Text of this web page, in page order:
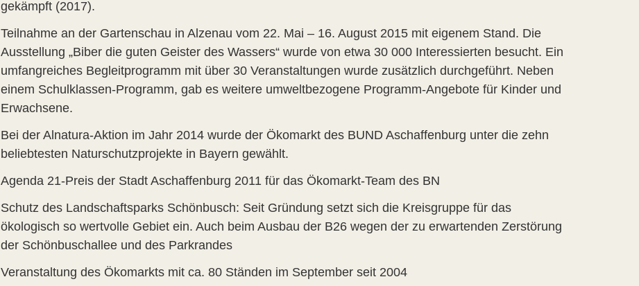
gekämpft (2017).
Teilnahme an der Gartenschau in Alzenau vom 22. Mai – 16. August 2015 mit eigenem Stand. Die
Ausstellung „Biber die guten Geister des Wassers“ wurde von etwa 30 000 Interessierten besucht. Ein
umfangreiches Begleitprogramm mit über 30 Veranstaltungen wurde zusätzlich durchgeführt. Neben
einem Schulklassen-Programm, gab es weitere umweltbezogene Programm-Angebote für Kinder und
Erwachsene.
Bei der Alnatura-Aktion im Jahr 2014 wurde der Ökomarkt des BUND Aschaffenburg unter die zehn
beliebtesten Naturschutzprojekte in Bayern gewählt.
Agenda 21-Preis der Stadt Aschaffenburg 2011 für das Ökomarkt-Team des BN
Schutz des Landschaftsparks Schönbusch: Seit Gründung setzt sich die Kreisgruppe für das
ökologisch so wertvolle Gebiet ein. Auch beim Ausbau der B26 wegen der zu erwartenden Zerstörung
der Schönbuschallee und des Parkrandes
Veranstaltung des Ökomarkts mit ca. 80 Ständen im September seit 2004